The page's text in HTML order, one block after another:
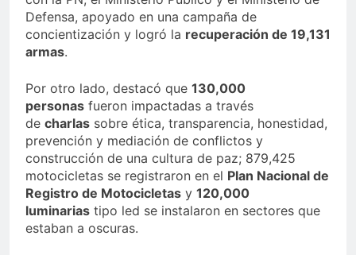
Defensa, apoyado en una campaña de
concientización y logró la recuperación de 19,131
armas.
Por otro lado, destacó que 130,000
personas fueron impactadas a través
de charlas sobre ética, transparencia, honestidad,
prevención y mediación de conflictos y
construcción de una cultura de paz; 879,425
motocicletas se registraron en el Plan Nacional de
Registro de Motocicletas y 120,000
luminarias tipo led se instalaron en sectores que
estaban a oscuras.